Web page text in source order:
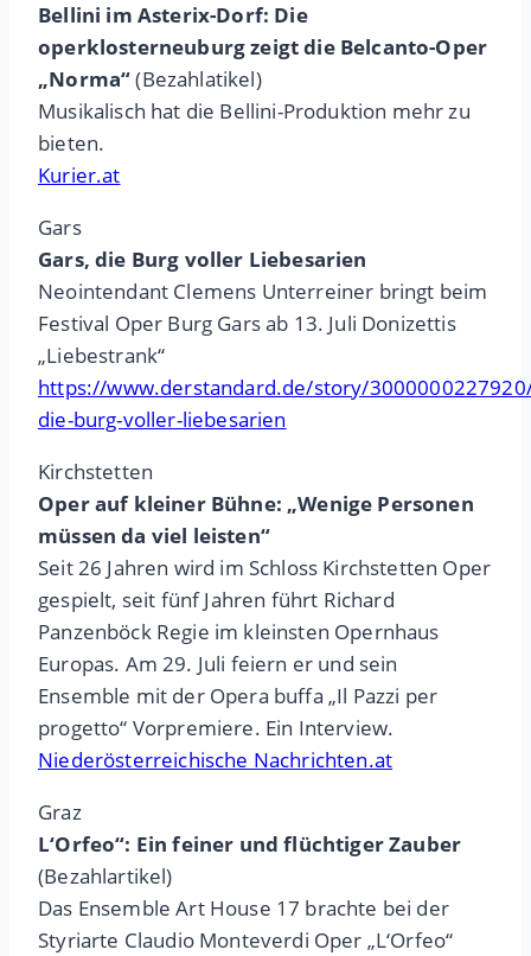
Bellini im Asterix-Dorf: Die
operklosterneuburg zeigt die Belcanto-Oper
„Norma“(Bezahlatikel)
Musikalisch hat die Bellini-Produktion mehr zu
bieten.
Kurier.at
Gars
Gars, die Burg voller Liebesarien
Neointendant Clemens Unterreiner bringt beim
Festival Oper Burg Gars ab 13. Juli Donizettis
„Liebestrank“
https://www.derstandard.de/story/
die-burg-voller-liebesarien
Kirchstetten
Oper auf kleiner Bühne: „Wenige Personen
müssen da viel leisten“
Seit 26 Jahren wird im Schloss Kirchstetten Oper
gespielt, seit fünf Jahren führt Richard
Panzenböck Regie im kleinsten Opernhaus
Europas. Am 29. Juli feiern er und sein
Ensemble mit der Opera buffa „Il Pazzi per
progetto“ Vorpremiere. Ein Interview.
Niederösterreichische Nachrichten.at
Graz
L‘Orfeo“: Ein feiner und flüchtiger Zauber
(Bezahlartikel)
Das Ensemble Art House 17 brachte bei der
Styriarte Claudio Monteverdi Oper „L‘Orfeo“